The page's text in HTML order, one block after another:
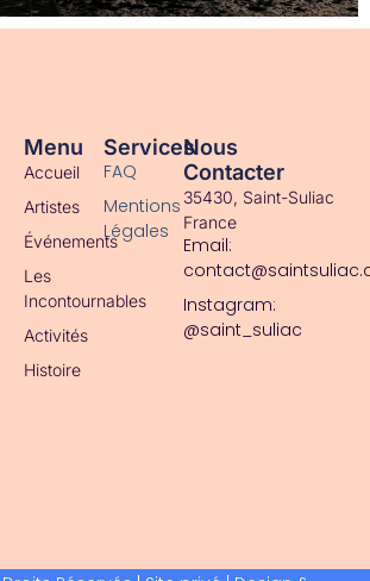
Services
FAQ
Mentions
Légales
Menu
Accueil
Artistes
Événements
Les
Incontournables
Activités
Histoire
Nous
Contacter
35430, Saint-Suliac
France
Email:
Instagram:
@saint_suliac